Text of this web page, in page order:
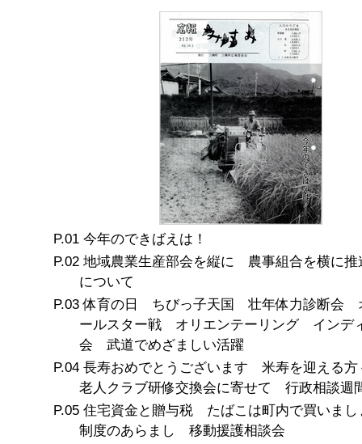
今年のできばえは！
地域農業生産部会を縦に 農事組合を横に
について
体育の日 ちびっ子天国 壮年体力診断会
ールスター戦 オリエンテーリング インデ
会 武道でめざましい活躍
長寿おめでとうございます 米寿を迎える
老人クラブ研修交換会に寄せて 行政相談週
住宅資金と贈与税 たばこは町内で買いま
制度のあらまし 移動援護相談会